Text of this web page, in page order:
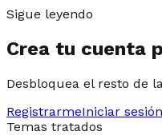
Sigue leyendo
Crea tu cuenta
Desbloquea el resto de
RegistrarmeIniciar sesión
Temas tratados